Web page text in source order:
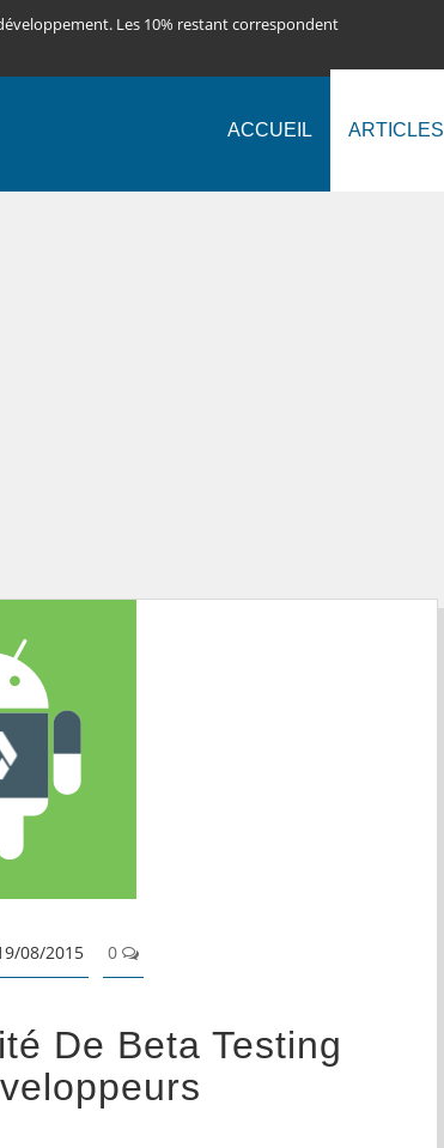
Les 10% restant correspondent
ACCUEIL ARTICLES
08/2015 0
De Beta Testing